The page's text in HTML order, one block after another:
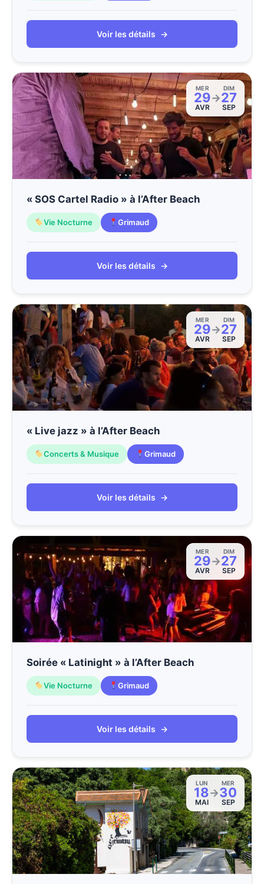
Voir les détails →
MER
29
AVR
→
DIM
27
SEP
« SOS Cartel Radio » à l’After Beach
Vie Nocturne Grimaud
Voir les détails →
MER
29
AVR
→
DIM
27
SEP
« Live jazz » à l’After Beach
Concerts & Musique Grimaud
Voir les détails →
MER
29
AVR
→
DIM
27
SEP
Soirée « Latinight » à l’After Beach
Vie Nocturne Grimaud
Voir les détails →
LUN
18
MAI
→
MER
30
SEP